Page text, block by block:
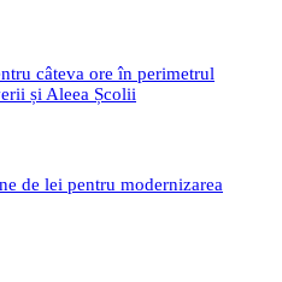
câteva ore în perimetrul
și Aleea Școlii
de lei pentru modernizarea